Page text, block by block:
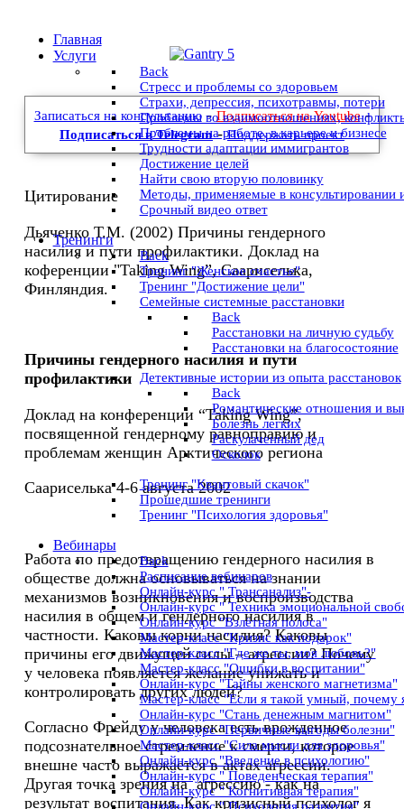
Главная
Услуги
Back
Стресс и проблемы со здоровьем
Страхи, депрессия, психотравмы, потери
Проблемы во взаимоотношениях,
Проблемы на работе, в карьере и бизнесе
Трудности адаптации иммигрантов
Достижение целей
Найти свою вторую половинку
Методы, применяемые в консультировании
Срочный видео ответ
Тренинги
Back
Тренинг "Женское счастье"
Тренинг "Достижение цели"
Семейные системные расстановки
Back
Расстановки на личную судьбу
Расстановки на благосостояние
Детективные истории из опыта расстановок
Back
Романтические отношения и
Болезнь легких
Раскулаченный дед
Осколок
Тренинг "Квантовый скачок"
Прошедшие тренинги
Тренинг "Психология здоровья"
Вебинары
Back
Расписание вебинаров
Онлайн-курс " Трансанализ"-
Онлайн-курс " Техника эмоциональной
Онлайн-курс "Взлётная полоса"
Мастер-класс "Кризис как подарок"
Мастер-класс "Где же ты, моя любовь?"
Мастер-класс "Ошибки в воспитании"
Онлайн-курс "Тайны женского магнетизма"
Мастер-класс "Если я такой умный, почему
Онлайн-курс "Стань денежным магнитом"
Онлайн-курс "Первичные выгоды болезни"
Мастер-класс "Сила мысли для здоровья"
Онлайн-курс "Введение в психологию"
Онлайн-курс " Поведенческая терапия"
Онлайн-курс " Когнитивная терапия"
Онлайн-курс " Психология развития"
Записаться на консультацию-Подписаться на Youtube-
Подписаться в Telegram-Поддержать проект
Цитирование
Дьяченко Т.М. (2002) Причины гендерного
насилия и пути профилактики. Доклад на
коференции "Taking Wing”, Саариселька,
Финляндия.
Причины гендерного насилия и пути
профилактики
Доклад на конференции “Taking Wing”,
посвященной гендерному равноправию и
проблемам женщин Арктического региона
Саариселька 4-6 августа 2002
Работа по предотвращению гендерного насилия в
обществе должна основываться на знании
механизмов возникновения и воспроизводства
насилия в общем и гендерного насилия в
частности. Каковы корни насилия? Каковы
причины его движущей силы – агрессии? Почему
у человека появляется желание унижать и
контролировать других людей?
Согласно Фрейду у человека есть врожденное
подсознательное стремление к смерти, которое
внешне часто выражается в актах агрессии.
Другая точка зрения на агрессию - как на
результат воспитания. Как кризисный психолог я